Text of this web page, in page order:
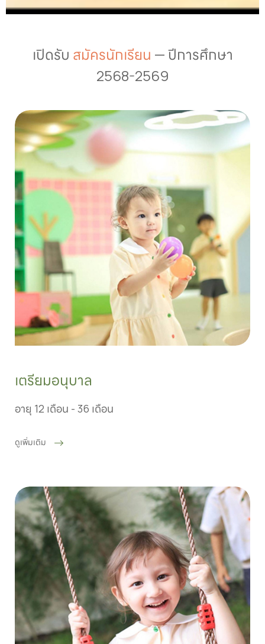
เปิดรับ สมัครนักเรียน — ปีการศึกษา
2568-2569
เตรียมอนุบาล
อายุ 12 เดือน - 36 เดือน
ดูเพิ่มเติม